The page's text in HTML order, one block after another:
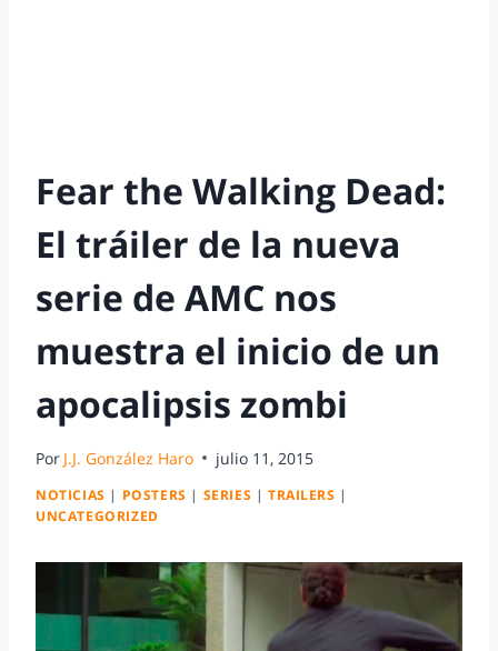
Fear the Walking Dead:
El tráiler de la nueva
serie de AMC nos
muestra el inicio de un
apocalipsis zombi
Por J.J. González Haro julio 11, 2015
NOTICIAS | POSTERS | SERIES | TRAILERS |
UNCATEGORIZED